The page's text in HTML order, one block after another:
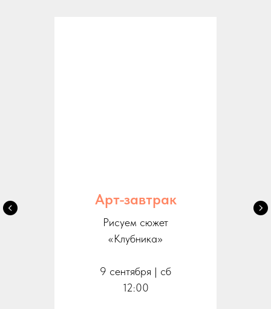
Арт-завтрак
Рисуем сюжет
«Клубника»
9 сентября | сб
12:00